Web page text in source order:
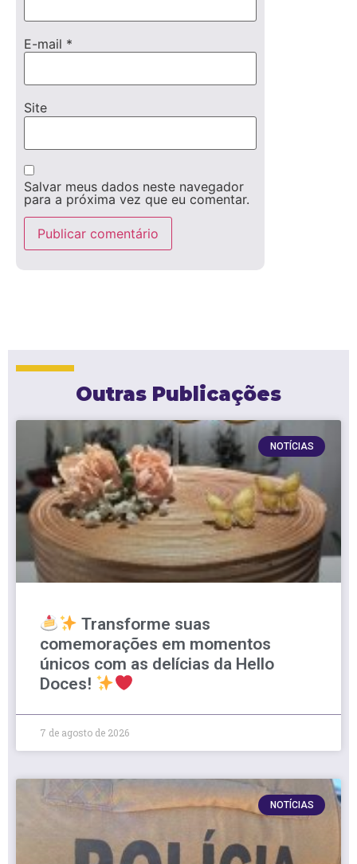
E-mail *
Site
Salvar meus dados neste navegador
para a próxima vez que eu comentar.
Outras Publicações
NOTÍCIAS
Transforme suas
comemorações em momentos
únicos com as delícias da Hello
Doces!
7 de agosto de 2026
NOTÍCIAS